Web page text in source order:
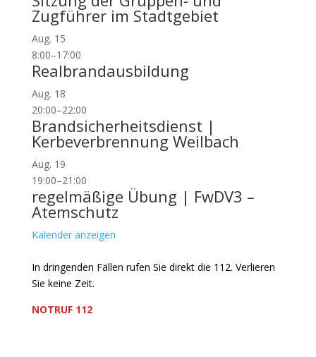
Zugführer im Stadtgebiet
Aug. 15
8:00–17:00
Realbrandausbildung
Aug. 18
20:00–22:00
Brandsicherheitsdienst |
Kerbeverbrennung Weilbach
Aug. 19
19:00–21:00
regelmäßige Übung | FwDV3 –
Atemschutz
Kalender anzeigen
In dringenden Fällen rufen Sie direkt die 112. Verlieren
Sie keine Zeit.
NOTRUF 112